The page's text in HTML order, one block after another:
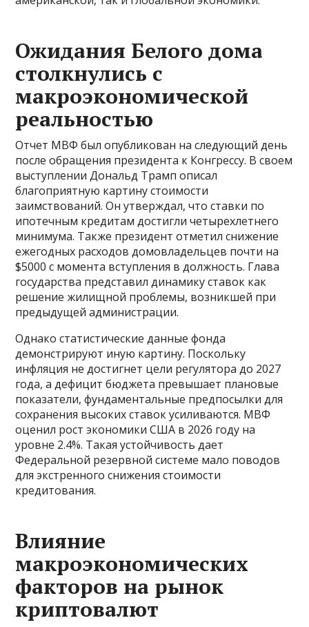
Ожидания Белого дома
столкнулись с
макроэкономической
реальностью
Отчет МВФ был опубликован на следующий день
после обращения президента к Конгрессу. В своем
выступлении Дональд Трамп описал
благоприятную картину стоимости
заимствований. Он утверждал, что ставки по
ипотечным кредитам достигли четырехлетнего
минимума. Также президент отметил снижение
ежегодных расходов домовладельцев почти на
$5000 с момента вступления в должность. Глава
государства представил динамику ставок как
решение жилищной проблемы, возникшей при
предыдущей администрации.
Однако статистические данные фонда
демонстрируют иную картину. Поскольку
инфляция не достигнет цели регулятора до 2027
года, а дефицит бюджета превышает плановые
показатели, фундаментальные предпосылки для
сохранения высоких ставок усиливаются. МВФ
оценил рост экономики США в 2026 году на
уровне 2.4%. Такая устойчивость дает
Федеральной резервной системе мало поводов
для экстренного снижения стоимости
кредитования.
Влияние
макроэкономических
факторов на рынок
криптовалют